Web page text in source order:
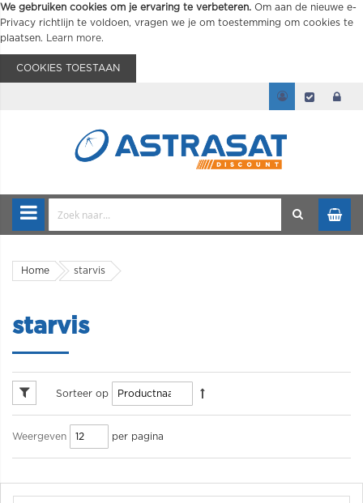
We gebruiken cookies om je ervaring te verbeteren. Om aan de nieuwe e-
Privacy richtlijn te voldoen, vragen we je om toestemming om cookies te
plaatsen.
Learn more.
COOKIES TOESTAAN
Home starvis
starvis
Sorteer op
Weergeven per pagina